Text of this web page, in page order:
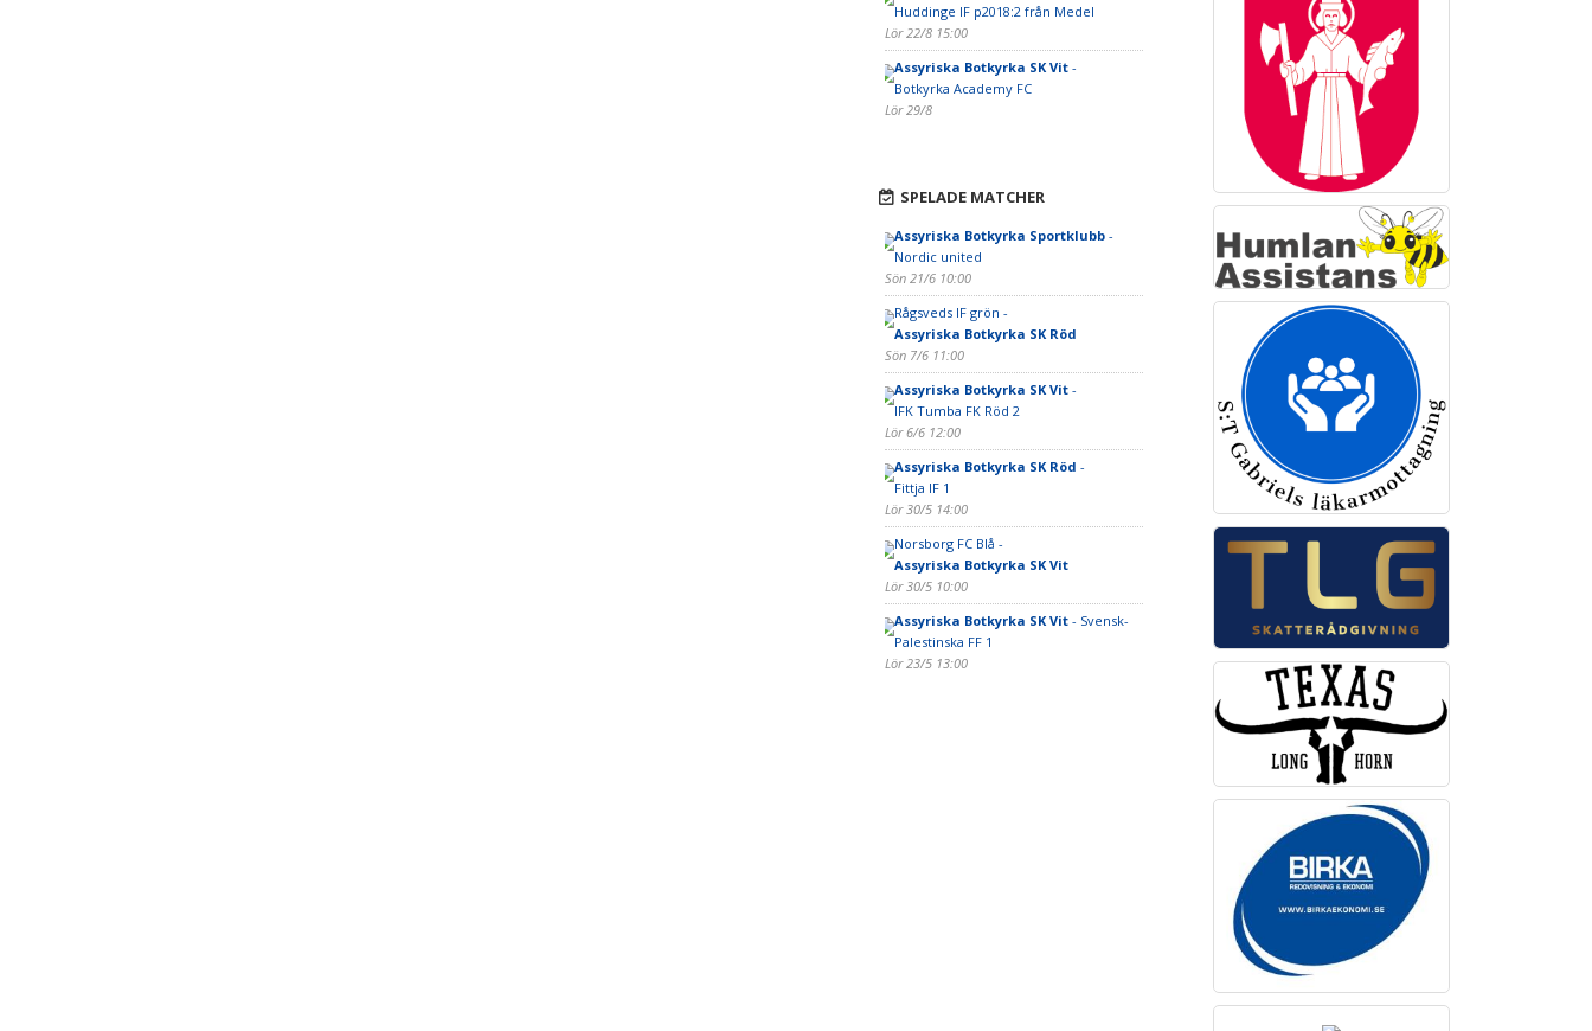
Huddinge IF p2018:2 från Medel
Lör 22/8 15:00
Assyriska Botkyrka SK Vit-
Botkyrka Academy FC
Lör 29/8
SPELADE MATCHER
Assyriska Botkyrka Sportklubb-
Nordic united
Sön 21/6 10:00
Rågsveds IF grön -
Assyriska Botkyrka SK Röd
Sön 7/6 11:00
Assyriska Botkyrka SK Vit-
IFK Tumba FK Röd 2
Lör 6/6 12:00
Assyriska Botkyrka SK Röd -
Fittja IF 1
Lör 30/5 14:00
Norsborg FC Blå -
Assyriska Botkyrka SK Vit
Lör 30/5 10:00
Assyriska Botkyrka SK Vit- Svensk-
Palestinska FF 1
Lör 23/5 13:00